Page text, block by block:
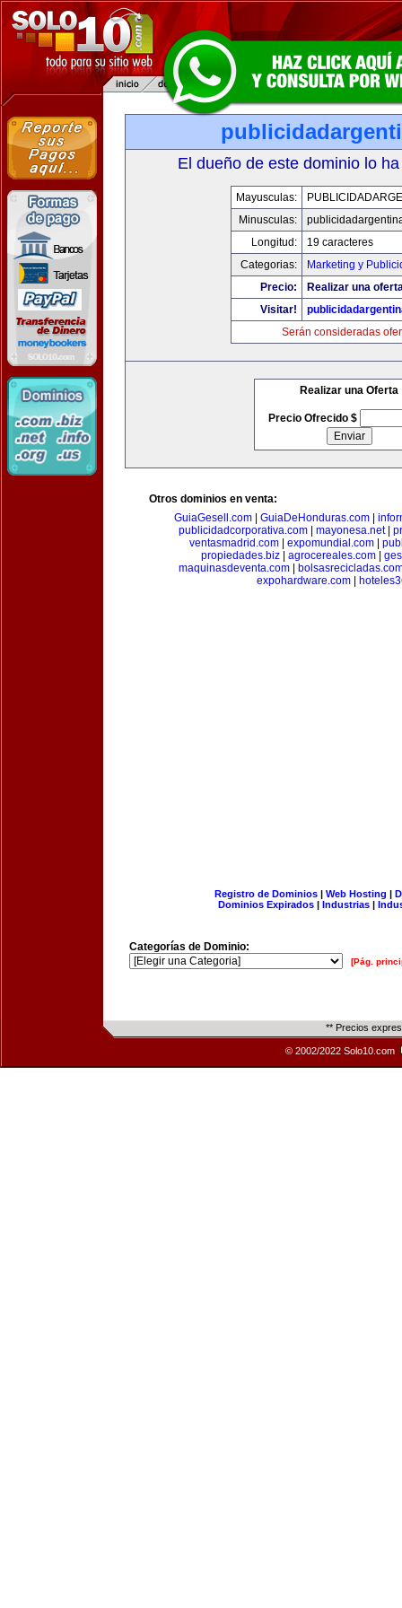
El dueño de este dominio lo
Mayusculas:
Minusculas:
Longitud:
19 caracteres
Categorias:
Marketing y
Precio:
Realizar una
Visitar!
Serán consideradas
Realizar una Oferta
Precio Ofrecido $
Otros dominios en venta:
GuiaGesell.com| GuiaDeHonduras.com|
publicidadcorporativa.com
mayonesa.net|
ventasmadrid.com
expomundial.com
propiedades.biz| agrocereales.com|
maquinasdeventa.com
expohardware.com|
Registro de Dominios| Web Hosting |
Dominios Expirados | Industrias |
Categorías de Dominio:
[Pág.
** Precios
© 2002/2022 Solo10.com